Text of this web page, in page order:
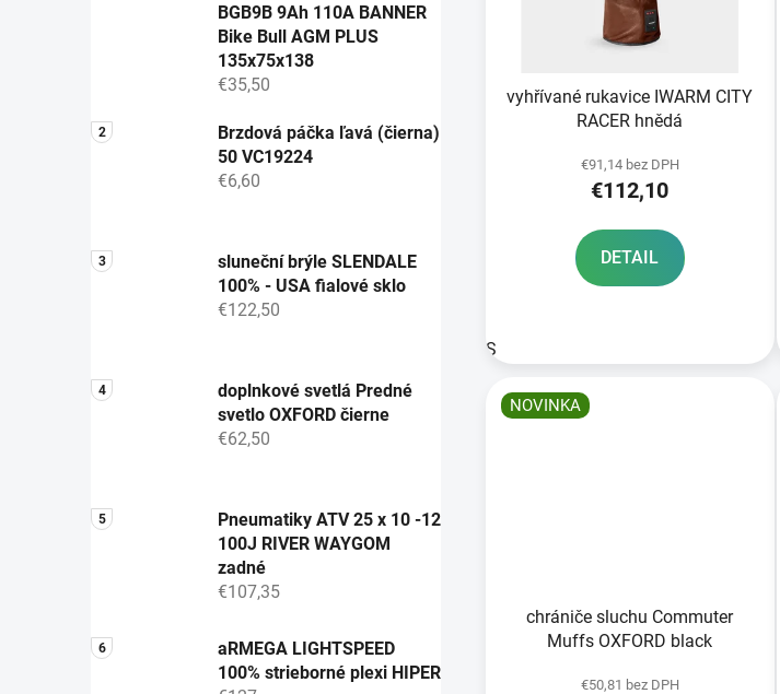
BGB9B 9Ah 110A BANNER
Bike Bull AGM PLUS
135x75x138
€35,50
Brzdová páčka ľavá (čierna)
50 VC19224
€6,60
sluneční brýle SLENDALE
100% - USA fialové sklo
€122,50
doplnkové svetlá Predné
svetlo OXFORD čierne
€62,50
Pneumatiky ATV 25 x 10 -12
100J RIVER WAYGOM
zadné
€107,35
aRMEGA LIGHTSPEED
100% strieborné plexi HIPER
vyhřívané rukavice IWARM CITY
RACER hnědá
€91,14 bez DPH
€112,10
DETAIL
S
NOVINKA
chrániče sluchu Commuter
Muffs OXFORD black
€50,81 bez DPH